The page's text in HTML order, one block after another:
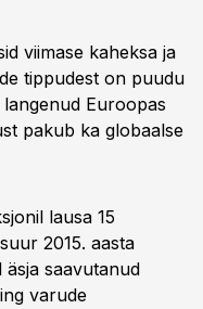
viimase kaheksa ja
tippudest on puudu
Euroopas
pakub ka globaalse
lausa 15
2015. aasta
äsja saavutanud
varude